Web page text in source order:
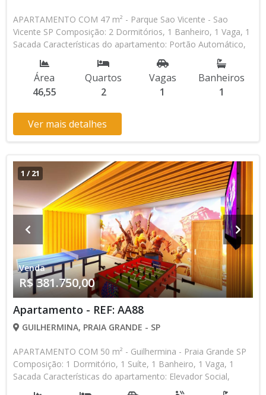
APARTAMENTO COM 47 m² - Parque Sao Vicente - Sao
Vicente SP Composição: 2 Dormitórios, 1 Banheiro, 1 Vaga, 1
Sacada Características do apartamento: Portão Automático,
Piscina, Salão de Jogos, Salão de Festas, Espaço Kids Aceita
Financiamento Bancário Lançamento, Pronto para Morar *
Os valores e disponibilidade podem ser alterados sem prévio
aviso. Favor verificar entrando em contato com nossa equipe
Área
46,55
Quartos
2
Vagas
1
Banheiros
1
Ver mais detalhes
1 /21
Venda
R$ 381.750,00
Apartamento - REF: AA88
GUILHERMINA, PRAIA GRANDE - SP
APARTAMENTO COM 50 m² - Guilhermina - Praia Grande SP
Composição: 1 Dormitório, 1 Suíte, 1 Banheiro, 1 Vaga, 1
Sacada Características do apartamento: Elevador Social,
Elevador de Serviço, Acessibilidade, Portão Automático, Água